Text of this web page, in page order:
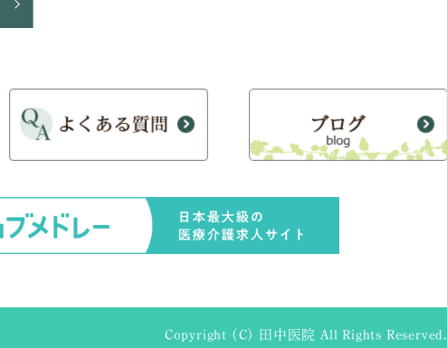
Copyright (C) 田中医院 All Rights Reserved.